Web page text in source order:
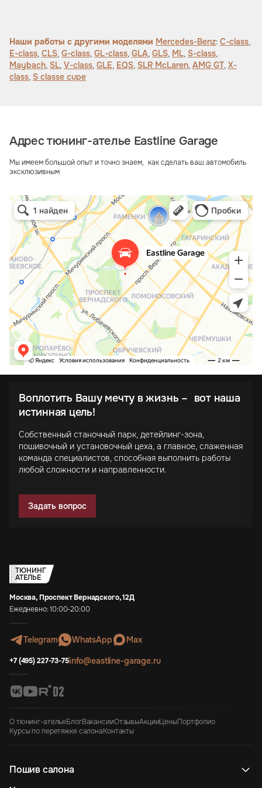
Наши работы с другими моделями Mercedes-Benz: C-class,
E-class, CLS, G-class, GL-class, GLA, GLS, ML, S-class,
Maybach, SL, V-class, GLE, EQS, SLR McLaren, AMG GT, X-
class, S сlasse cupe
Адрес тюнинг-ателье Eastline Garage
Мы имеем большой опыт и точно знаем, как сделать ваш автомобиль
эксклюзивным
Воплотить Вашу мечту в жизнь – вот наша
истинная цель!
Собственный станочный парк, детейлинг-зона,
пошивочный и установочный цеха, а главное, слаженная
команда специалистов, способная выполнить работы
любой сложности и направленности.
Задать вопрос
ТЮНИНГ
АТЕЛЬЕ
Москва, Проспект Вернадского, 12Д
Ежедневно: 10:00-20:00
Telegram WhatsApp Max
+7 (495) 227-73-75info@eastline-garage.ru
О тюнинг-ательеБлогВакансииОтзывыАкцииЦеныПортфолио
Курсы по перетяжке салонаКонтакты
Пошив салона